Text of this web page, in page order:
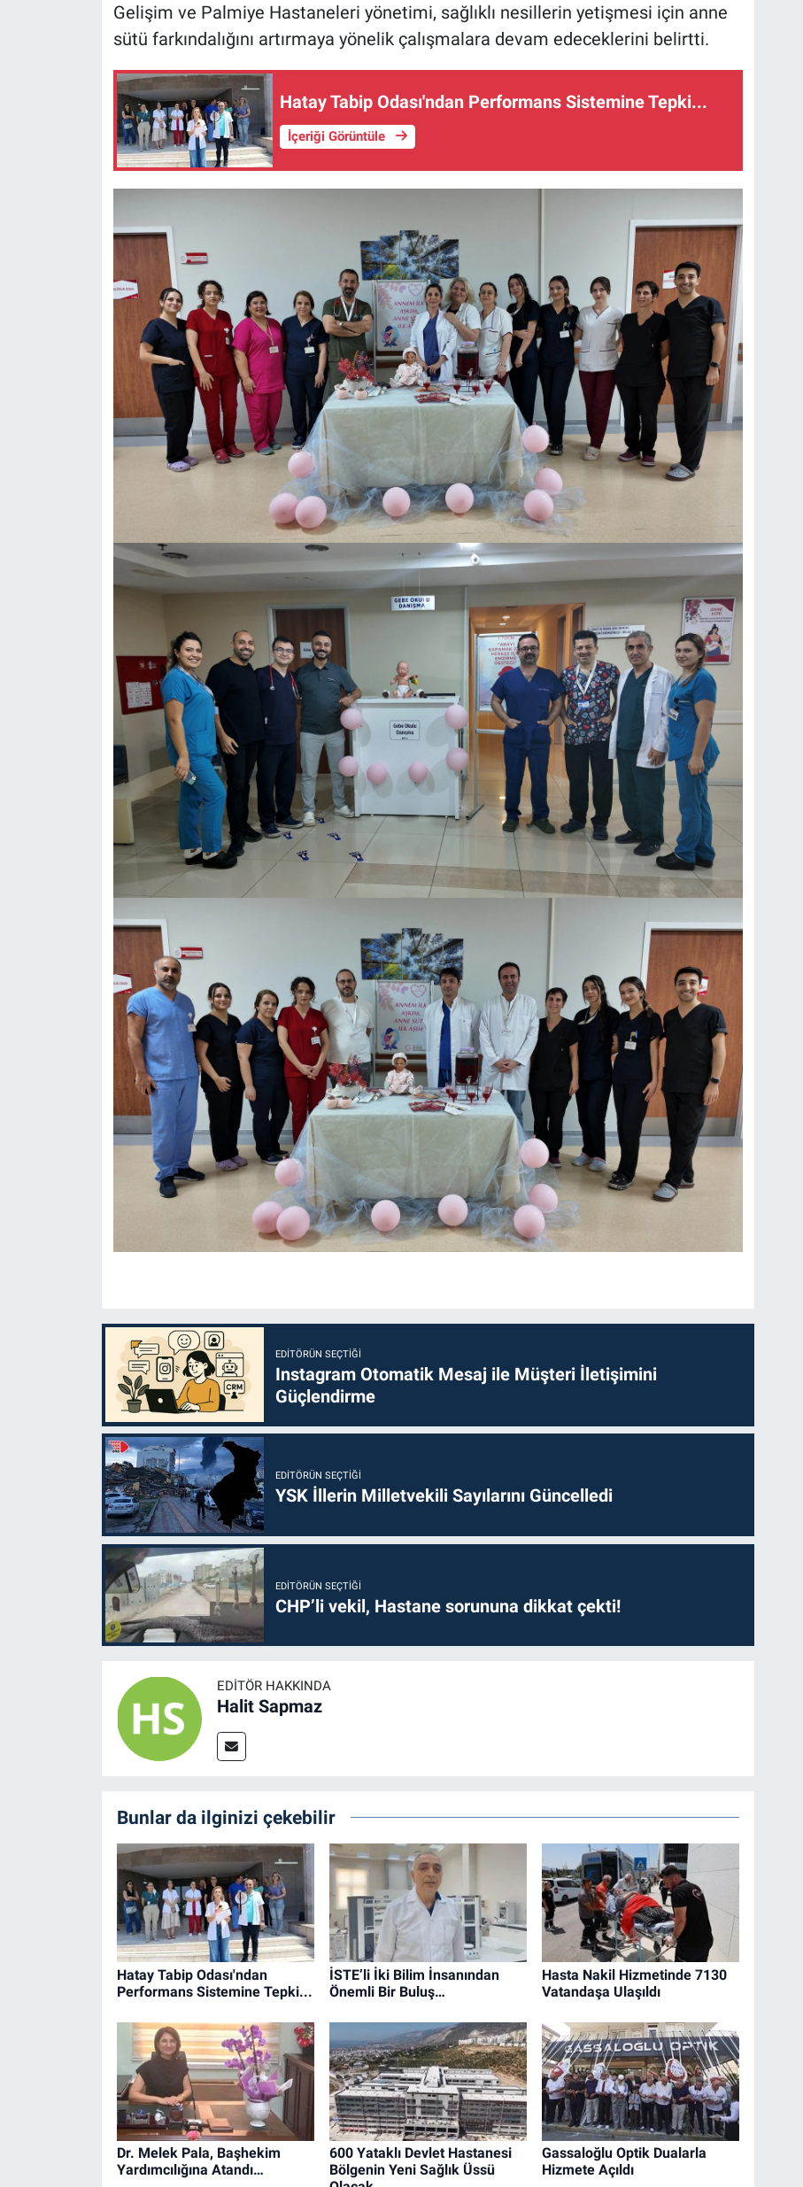
Gelişim ve Palmiye Hastaneleri yönetimi, sağlıklı nesillerin yetişmesi için anne
sütü farkındalığını artırmaya yönelik çalışmalara devam edeceklerini belirtti.
Hatay Tabip Odası'ndan Performans Sistemine Tepki...
İçeriği Görüntüle
EDITÖRÜN SEÇTIĞI
Instagram Otomatik Mesaj ile Müşteri İletişimini
Güçlendirme
EDITÖRÜN SEÇTIĞI
YSK İllerin Milletvekili Sayılarını Güncelledi
EDITÖRÜN SEÇTIĞI
CHP’li vekil, Hastane sorununa dikkat çekti!
EDITÖR HAKKINDA
Halit Sapmaz
Bunlar da ilginizi çekebilir
Hatay Tabip Odası'ndan
Performans Sistemine Tepki...
İSTE’li İki Bilim İnsanından
Önemli Bir Buluş…
Hasta Nakil Hizmetinde 7130
Vatandaşa Ulaşıldı
Dr. Melek Pala, Başhekim
Yardımcılığına Atandı…
600 Yataklı Devlet Hastanesi
Bölgenin Yeni Sağlık Üssü
Gassaloğlu Optik Dualarla
Hizmete Açıldı